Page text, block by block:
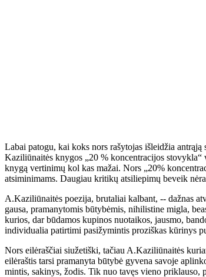
Labai patogu, kai koks nors rašytojas išleidžia
Kaziliūnaitės knygos „20 % koncentracijos
knygą vertinimų kol kas mažai. Nors „20%
atsiminimams. Daugiau kritikų atsiliepimų beveik
A.Kaziliūnaitės poezija, brutaliai kalbant, -- dažnas
gausa, pramanytomis būtybėmis, nihilistine migla,
kurios, dar būdamos kupinos nuotaikos, jausmo,
individualia patirtimi pasižymintis proziškas kūrinys
Nors eilėraščiai siužetiški, tačiau A.Kaziliūnaitės
eilėraštis tarsi pramanyta būtybė gyvena savoje
mintis, sakinys, žodis. Tik nuo tavęs vieno priklauso,